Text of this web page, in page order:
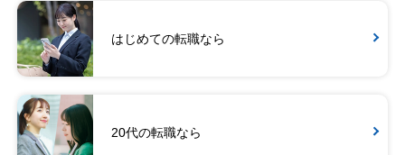
はじめての転職なら
20代の転職なら